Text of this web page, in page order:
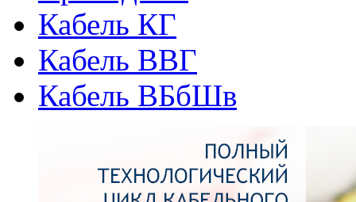
Кабель КГ
Кабель ВВГ
Кабель ВБбШв